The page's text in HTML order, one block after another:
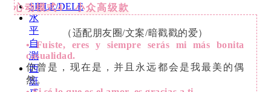
SIELE/DELE
水
平
自
测
西
班
心动模式4 - 小众高级款
（适配朋友圈/文案/暗戳戳的爱）
• Fuiste, eres y siempre serás mi más bonita
casualidad.
你曾是，现在是，并且永远都会是我最美的偶
然。